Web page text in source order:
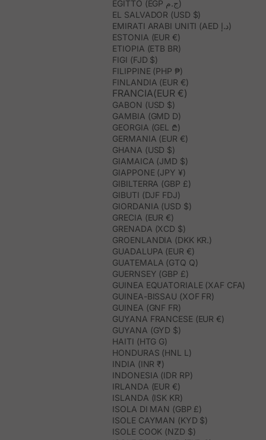
EGITTO (EGP ج.م)
EL SALVADOR (USD $)
EMIRATI ARABI UNITI (AED د.إ)
ESTONIA (EUR €)
ETIOPIA (ETB BR)
FIGI (FJD $)
FILIPPINE (PHP ₱)
FINLANDIA (EUR €)
FRANCIA(EUR €)
GABON (USD $)
GAMBIA (GMD D)
GEORGIA (GEL ₾)
GERMANIA (EUR €)
GHANA (USD $)
GIAMAICA (JMD $)
GIAPPONE (JPY ¥)
GIBILTERRA (GBP £)
GIBUTI (DJF FDJ)
GIORDANIA (USD $)
GRECIA (EUR €)
GRENADA (XCD $)
GROENLANDIA (DKK KR.)
GUADALUPA (EUR €)
GUATEMALA (GTQ Q)
GUERNSEY (GBP £)
GUINEA EQUATORIALE (XAF CFA)
GUINEA-BISSAU (XOF FR)
GUINEA (GNF FR)
GUYANA FRANCESE (EUR €)
GUYANA (GYD $)
HAITI (HTG G)
HONDURAS (HNL L)
INDIA (INR ₹)
INDONESIA (IDR RP)
IRLANDA (EUR €)
ISLANDA (ISK KR)
ISOLA DI MAN (GBP £)
ISOLE CAYMAN (KYD $)
ISOLE COOK (NZD $)